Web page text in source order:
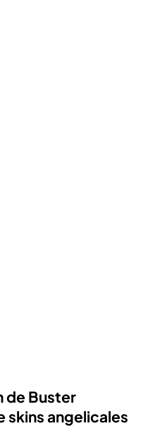
de Buster
skins angelicales